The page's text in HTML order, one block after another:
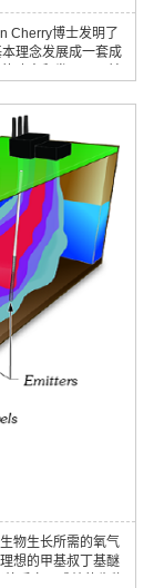
Cherry博士发明了
理念发展成一套成
国和加拿大应用广
案（RCRA）的所
物生长所需的氧气
想的甲基叔丁基醚